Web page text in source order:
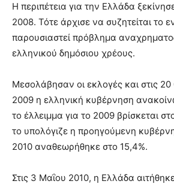
Η περιπέτεια για την Ελλάδα
2008. Τότε άρχισε να συζητείται το
παρουσιαστεί πρόβλημα
ελληνικού δημόσιου χρέους.
Μεσολάβησαν οι εκλογές και στις
2009 η ελληνική κυβέρνηση
το έλλειμμα για το 2009 βρίσκεται
το υπολόγιζε η προηγούμενη
2010 αναθεωρήθηκε στο 15,4%.
Στις 3 Μαΐου 2010, η Ελλάδα